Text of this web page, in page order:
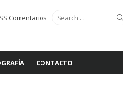
Search
for:
Comentarios
CONTACTO